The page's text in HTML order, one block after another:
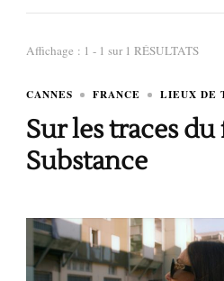
Affichage : 1 - 1 sur 1 RÉSULTATS
CANNES FRANCE LIEUX DE
Sur les traces
Substance